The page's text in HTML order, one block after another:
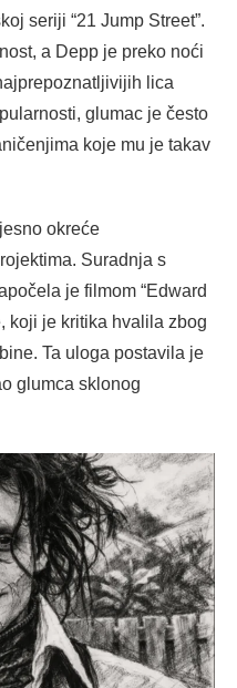
seriji “21 Jump Street”.
a Depp je preko noći
lica
glumac je često
koje mu je takav
okreće
Suradnja s
je filmom “Edward
koji je kritika hvalila zbog
Ta uloga postavila je
glumca sklonog